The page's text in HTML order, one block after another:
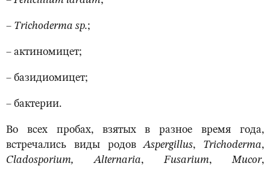
– Тrichoderma sp.;
– актиномицет;
– базидиомицет;
– бактерии.
Во всех пробах, взятых в разное время года,
встречались виды родовAspergillus, Trichoderma,
Cladosporium, Alternaria,Fusarium, Mucor,